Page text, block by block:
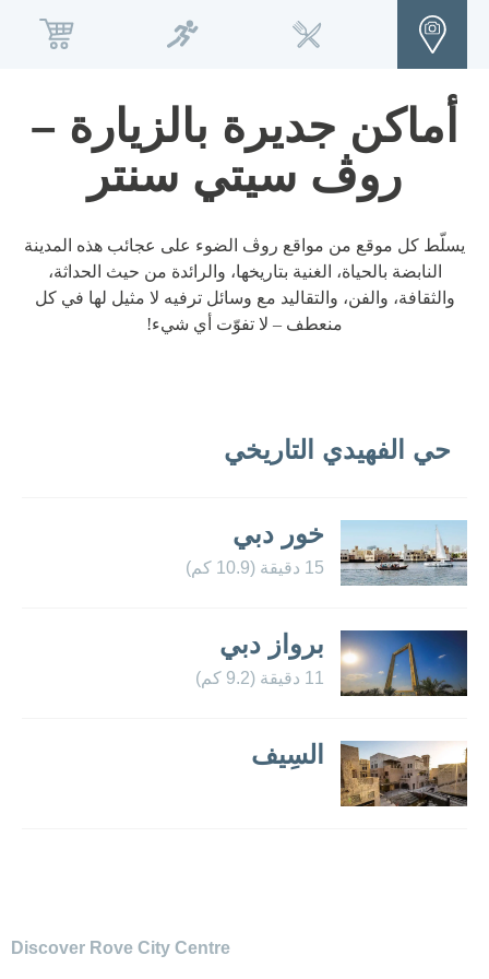
جهة الاتصال
English
Français
Русский
معلومات عنا
إتش كيو باي روڤ
الوظائف
جهة الاتصال
الركض
أماكن جديرة بالزيارة –
روڤ سيتي سنتر
يسلّط كل موقع من مواقع روڤ الضوء على عجائب هذه المدينة
النابضة بالحياة، الغنية بتاريخها، والرائدة من حيث الحداثة،
والثقافة، والفن، والتقاليد مع وسائل ترفيه لا مثيل لها في كل
منعطف – لا تفوّت أي شيء!
حي الفهيدي التاريخي
خور دبي
15 دقيقة (10.9 كم)
برواز دبي
11 دقيقة (9.2 كم)
السِيف
Discover Rove City Centre